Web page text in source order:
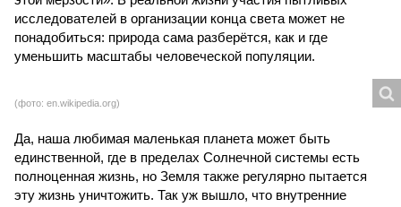
которые для человека довольно опасны. Или попросту
смертельны. И вот несколько тому примеров.
Все стихии сразу
у нас назвали бы тридцатью тремя несчастьями. Страну
последовательно поразили: многолетняя засуха, страшный
паводок, невероятные ливни. Несколько миллионов
человек не пережили этот разгул стихий. Вот что тогда